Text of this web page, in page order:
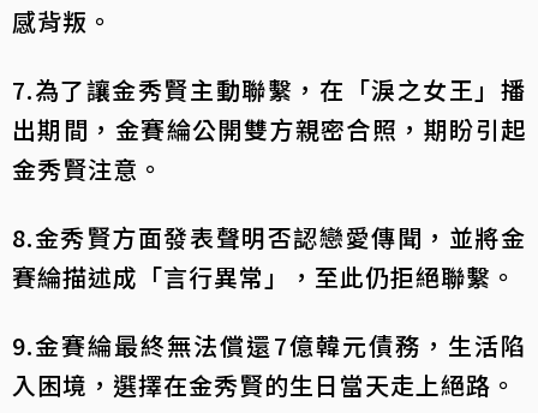
感背叛。
7.為了讓金秀賢主動聯繫，在「淚之女王」播
出期間，金賽綸公開雙方親密合照，期盼引起
金秀賢注意。
8.金秀賢方面發表聲明否認戀愛傳聞，並將金
賽綸描述成「言行異常」，至此仍拒絕聯繫。
9.金賽綸最終無法償還7億韓元債務，生活陷
入困境，選擇在金秀賢的生日當天走上絕路。